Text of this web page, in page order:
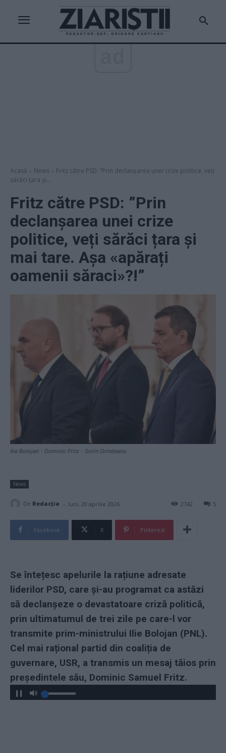
Acasă News
Fritz către PSD: ”Prin declanșarea unei crize politice, veți
sărăci țara și...
Fritz către PSD: ”Prin
declanșarea unei crize
politice, veți sărăci țara și
mai tare. Așa «apărați
oamenii săraci»?!”
Ilie Bolojan - Dominic Fritz - Sorin Grindeanu
News
De Redacţia - luni, 20 aprilie 2026 5
2742
Facebook X Pinterest
Se întețesc apelurile la rațiune adresate
liderilor PSD, care și-au programat ca astăzi
să declanșeze o devastatoare criză politică,
prin ultimatumul de trei zile pe care-l vor
transmite prim-ministrului Ilie Bolojan (PNL).
Cel mai rațional partid din coaliția de
guvernare, USR, a transmis un mesaj tăios prin
președintele său, Dominic Samuel Fritz.